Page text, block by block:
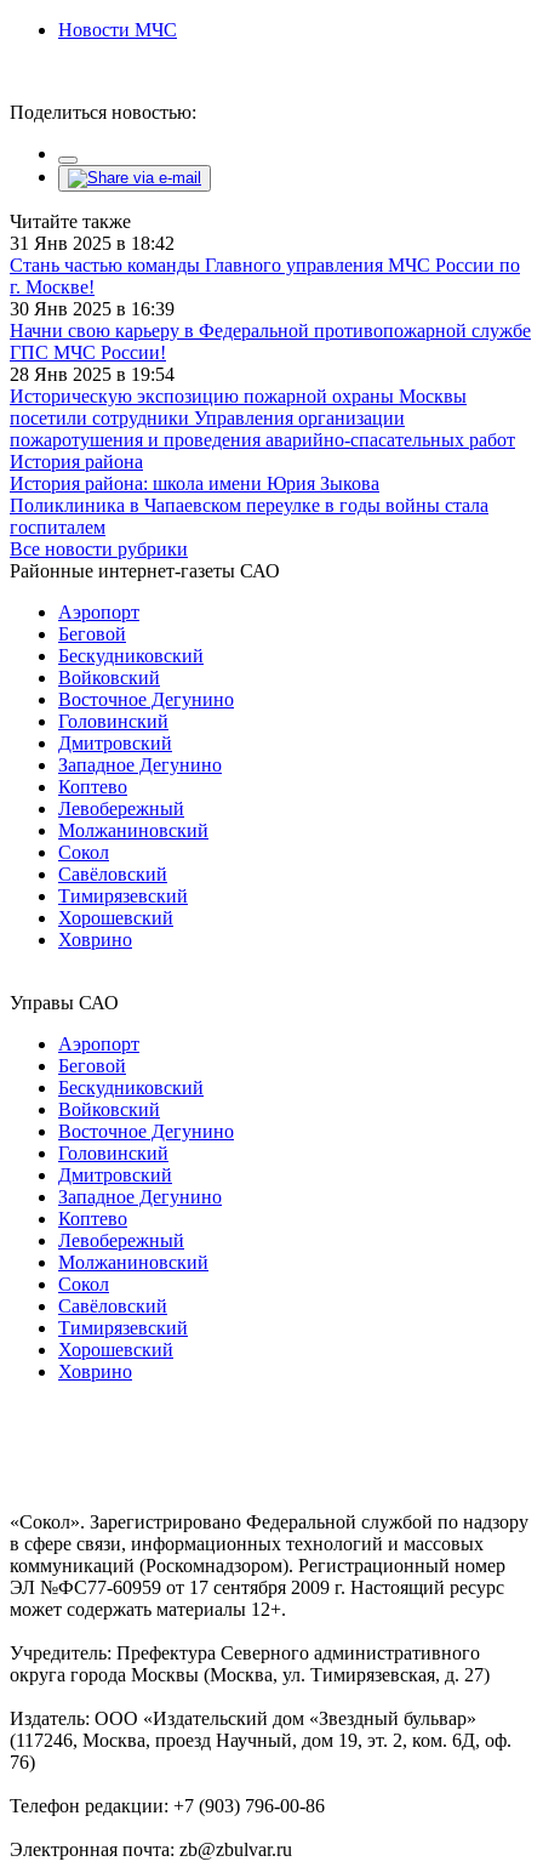
Новости МЧС
Поделиться новостью:
Читайте также
31 Янв 2025 в 18:42
Стань частью команды Главного управления МЧС России по
г. Москве!
30 Янв 2025 в 16:39
Начни свою карьеру в Федеральной противопожарной службе
ГПС МЧС России!
28 Янв 2025 в 19:54
Историческую экспозицию пожарной охраны Москвы
посетили сотрудники Управления организации
пожаротушения и проведения аварийно-спасательных работ
История района
История района: школа имени Юрия Зыкова
Поликлиника в Чапаевском переулке в годы войны стала
госпиталем
Все новости рубрики
Районные интернет-газеты САО
Аэропорт
Беговой
Бескудниковский
Войковский
Восточное Дегунино
Головинский
Дмитровский
Западное Дегунино
Коптево
Левобережный
Молжаниновский
Сокол
Савёловский
Тимирязевский
Хорошевский
Ховрино
Управы САО
Аэропорт
Беговой
Бескудниковский
Войковский
Восточное Дегунино
Головинский
Дмитровский
Западное Дегунино
Коптево
Левобережный
Молжаниновский
Сокол
Савёловский
Тимирязевский
Хорошевский
Ховрино
«Сокол». Зарегистрировано Федеральной службой по надзору
в сфере связи, информационных технологий и массовых
коммуникаций (Роскомнадзором). Регистрационный номер
ЭЛ №ФС77-60959 от 17 сентября 2009 г. Настоящий ресурс
может содержать материалы 12+.
Учредитель: Префектура Северного административного
округа города Москвы (Москва, ул. Тимирязевская, д. 27)
Издатель: ООО «Издательский дом «Звездный бульвар»
(117246, Москва, проезд Научный, дом 19, эт. 2, ком. 6Д, оф.
76)
Телефон редакции: +7 (903) 796-00-86
Электронная почта: zb@zbulvar.ru